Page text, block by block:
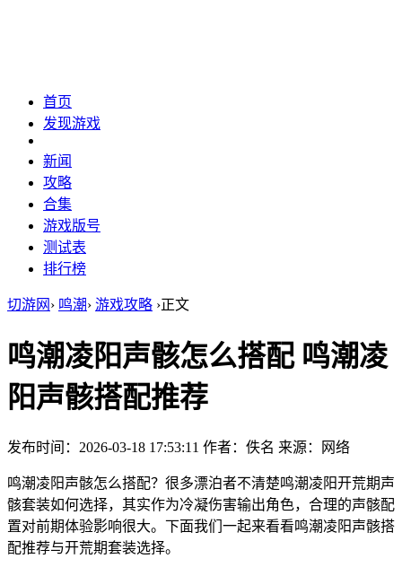
首页
发现游戏
新闻
攻略
合集
游戏版号
测试表
排行榜
切游网 › 鸣潮› 游戏攻略 ›正文
鸣潮凌阳声骸怎么搭配 鸣潮凌
阳声骸搭配推荐
发布时间：2026-03-18 17:53:11 作者：佚名 来源：网络
鸣潮凌阳声骸怎么搭配？很多漂泊者不清楚鸣潮凌阳开荒期声
骸套装如何选择，其实作为冷凝伤害输出角色，合理的声骸配
置对前期体验影响很大。下面我们一起来看看鸣潮凌阳声骸搭
配推荐与开荒期套装选择。